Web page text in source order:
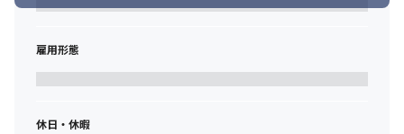
雇用形態
休日・休暇